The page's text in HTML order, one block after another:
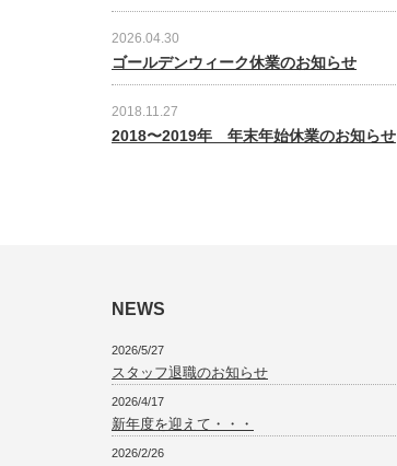
2026.04.30
ゴールデンウィーク休業のお知らせ
2018.11.27
2018〜2019年 年末年始休業のお知らせ
NEWS
2026/5/27
スタッフ退職のお知らせ
2026/4/17
新年度を迎えて・・・
2026/2/26